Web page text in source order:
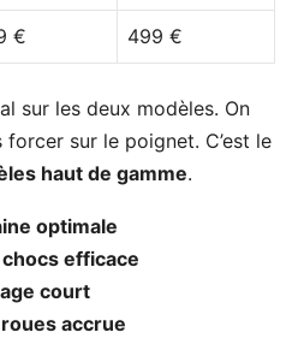
€ 499 €
sur les deux modèles. On
forcer sur le poignet. C’est le
haut de gamme.
optimale
efficace
court
accrue